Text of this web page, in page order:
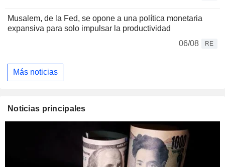
Musalem, de la Fed, se opone a una política monetaria
expansiva para solo impulsar la productividad
06/08
RE
Más noticias
Noticias principales